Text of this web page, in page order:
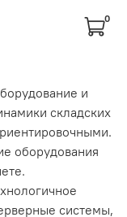
0
и
складских
оборудования
системы,